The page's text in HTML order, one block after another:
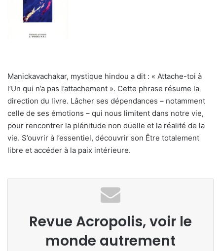
Manickavachakar, mystique hindou a dit : « Attache-toi à
l’Un qui n’a pas l’attachement ». Cette phrase résume la
direction du livre. Lâcher ses dépendances – notamment
celle de ses émotions – qui nous limitent dans notre vie,
pour rencontrer la plénitude non duelle et la réalité de la
vie. S’ouvrir à l’essentiel, découvrir son Être totalement
libre et accéder à la paix intérieure.
Revue Acropolis, voir le
monde autrement